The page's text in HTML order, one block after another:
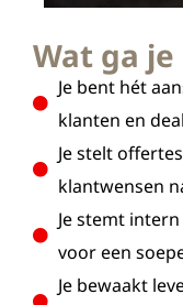
Wat ga je
Je bent hét
klanten en
Je stelt
klantwensen
Je stemt
voor een
Je bewaakt